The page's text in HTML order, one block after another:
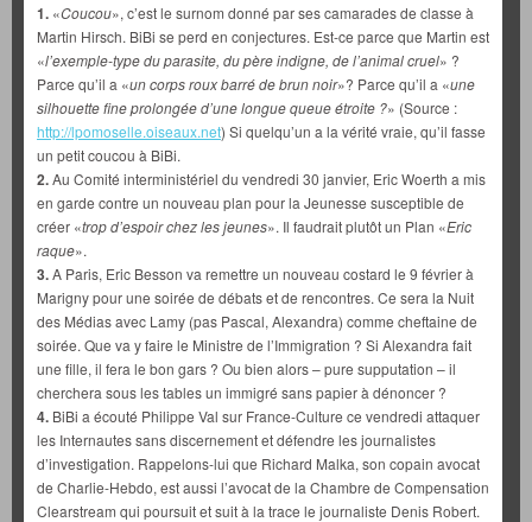
1. «Coucou», c’est le surnom donné par ses camarades de classe à
Martin Hirsch. BiBi se perd en conjectures. Est-ce parce que Martin est
«l’exemple-type du parasite, du père indigne, de l’animal cruel» ?
Parce qu’il a «un corps roux barré de brun noir»? Parce qu’il a «une
silhouette fine prolongée d’une longue queue étroite ?» (Source :
http://lpomoselle.oiseaux.net) Si quelqu’un a la vérité vraie, qu’il fasse
un petit coucou à BiBi.
2.Au Comité interministériel du vendredi 30 janvier, Eric Woerth a mis
en garde contre un nouveau plan pour la Jeunesse susceptible de
créer «trop d’espoir chez les jeunes». Il faudrait plutôt un Plan «Eric
raque».
3.A Paris, Eric Besson va remettre un nouveau costard le 9 février à
Marigny pour une soirée de débats et de rencontres. Ce sera la Nuit
des Médias avec Lamy (pas Pascal, Alexandra) comme cheftaine de
soirée. Que va y faire le Ministre de l’Immigration ? Si Alexandra fait
une fille, il fera le bon gars ? Ou bien alors – pure supputation – il
cherchera sous les tables un immigré sans papier à dénoncer ?
4. BiBi a écouté Philippe Val sur France-Culture ce vendredi attaquer
les Internautes sans discernement et défendre les journalistes
d’investigation. Rappelons-lui que Richard Malka, son copain avocat
de Charlie-Hebdo, est aussi l’avocat de la Chambre de Compensation
Clearstream qui poursuit et suit à la trace le journaliste Denis Robert.